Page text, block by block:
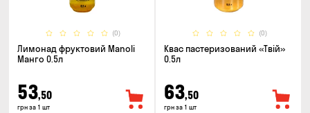
(0)
Лимонад фруктовий Manoli
Манго 0.5л
53,50
грн за 1 шт
(0)
Квас пастеризований «Твій»
0.5л
63,50
грн за 1 шт